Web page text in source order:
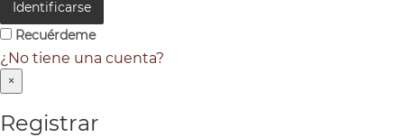
Identificarse
Recuérdeme
¿No tiene una cuenta?
×
Registrar